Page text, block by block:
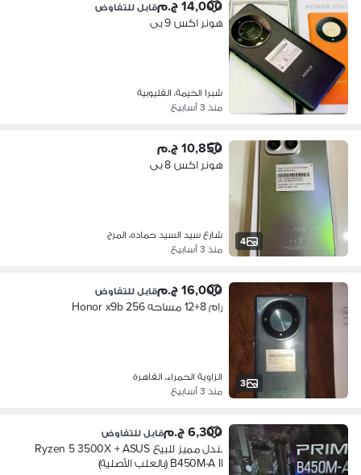
14,000 ج.م قابل للتفاوض
هونر اكس 9 بى
شبرا الخيمة، القليوبية
منذ 3 أسابيع
4
10,850 ج.م
هونر اكس 8 بى
شارع سيد السيد حماده، المرج
منذ 3 أسابيع
3
16,000 ج.م قابل للتفاوض
رام 8+12 مساحه 256 Honor x9b
الزاوية الحمراء، القاهرة
منذ 3 أسابيع
6,300 ج.م قابل للتفاوض
بندل مميز للبيع Ryzen 5 3500X + ASUS
B450M-A II (بالعلب الأصلية)